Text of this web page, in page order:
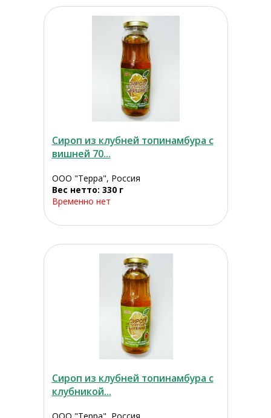
Сироп из клубней топинамбура с
вишней 70...
ООО "Терра", Россия
Вес нетто: 330 г
Временно нет
Сироп из клубней топинамбура с
клубникой...